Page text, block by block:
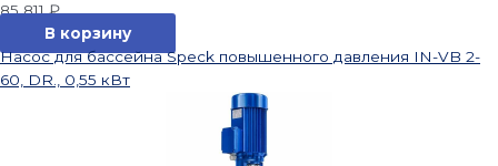
85 811₽
В корзину
Насос для бассейна Speck повышенного давления IN-VB 2-
60, DR., 0,55 кВт